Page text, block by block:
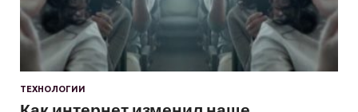
ТЕХНОЛОГИИ